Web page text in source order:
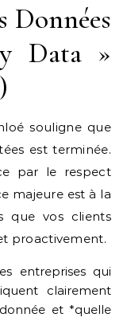
Données
Data »
souligne que
est terminée.
par le respect
majeure est à la
que vos clients
proactivement.
entreprises qui
clairement
et *quelle